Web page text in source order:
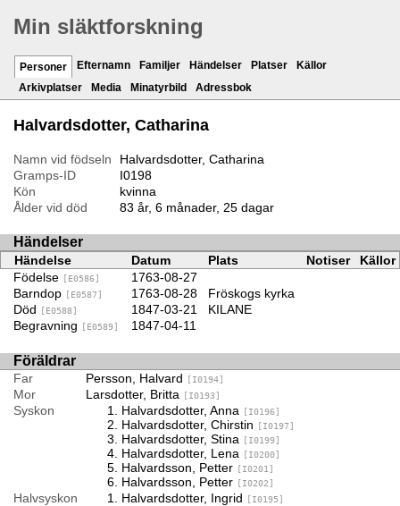
Min släktforskning
Personer Efternamn Familjer Händelser Platser
Källor
Arkivplatser
Media Minatyrbild Adressbok
Halvardsdotter, Catharina
Namn vid födseln
Halvardsdotter, Catharina
Gramps-ID
I0198
Kön
kvinna
Ålder vid död
83 år, 6 månader, 25 dagar
Händelser
Händelse Datum Plats Notiser
Källor
Födelse
[E0586]
1763-08-27
Barndop
[E0587] 1763-08-28
Fröskogs kyrka
Död
[E0588] 1847-03-21
KILANE
Begravning
[E0589] 1847-04-11
Föräldrar
Far Persson, Halvard [I0194]
Mor Larsdotter, Britta [I0193]
Syskon Halvardsdotter, Anna [I0196]
Halvardsdotter, Chirstin [I0197]
Halvardsdotter, Stina [I0199]
Halvardsdotter, Lena [I0200]
Halvardsson, Petter [I0201]
Halvardsson, Petter [I0202]
Halvsyskon Halvardsdotter, Ingrid [I0195]